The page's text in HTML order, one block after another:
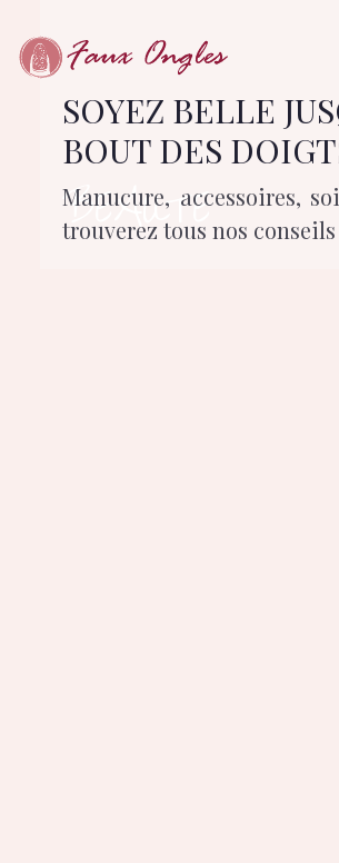
BEAUTE
SOYEZ BELLE
BOUT DES
Manucure, accessoires,
trouverez tous nos conseils